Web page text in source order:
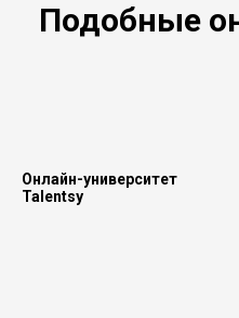
Подобные
Онлайн-университет
Talentsy